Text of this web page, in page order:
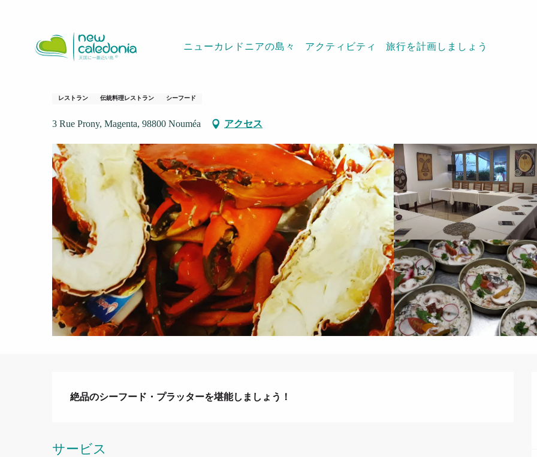
ニューカレドニアの島々 アクティビティ 旅行を計画しましょう
L'Essentiel
レストラン 伝統料理レストラン シーフード
3 Rue Prony, Magenta, 98800 Nouméa アクセス
説明
絶品のシーフード・プラッターを堪能しましょう！
サービス